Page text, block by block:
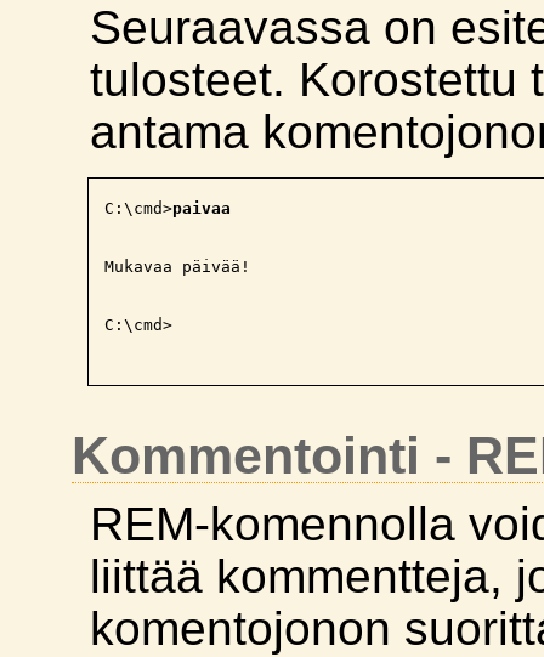
Seuraavassa on
tulosteet. Korostettu
antama
C:\cmd>paivaa
Mukavaa päivää!
C:\cmd>
Kommentointi -
REM-komennolla
liittää kommentteja,
komentojonon